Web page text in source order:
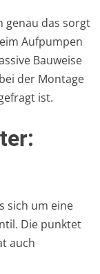
genau das sorgt
Aufpumpen
Bauweise
der Montage
ist.
sich um eine
Die punktet
auch